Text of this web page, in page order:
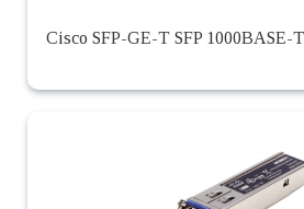
Cisco SFP-GE-T SFP 1000BASE-